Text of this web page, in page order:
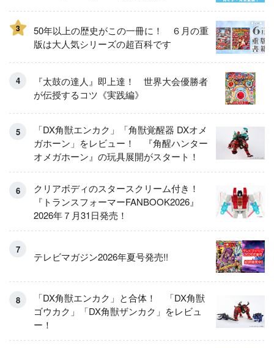
3
50年以上の歴史がこの一冊に！ ６月の重
版は大人気シリーズの超百科です
『太鼓の達人』即上達！ 世界大会優勝者
が伝授するコツ《実践編》
「DX角獣エンカク」「角獣覚醒器 DXオメ
ガホーン」をレビュー！ 『角醒ハンター
オメガホーン』の玩具展開がスタート！
クリアボディのスタースクリーム付き！
『トランスフォーマーFANBOOK2026』
2026年７月31日発売！
テレビマガジン2026年夏号発売!!
「DX角獣エンカク」と合体！ 「DX角獣
ゴウカク」「DX角獣ザンカク」をレビュ
ー！